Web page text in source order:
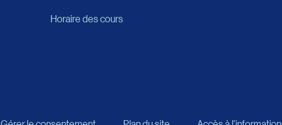
Horaire des cours